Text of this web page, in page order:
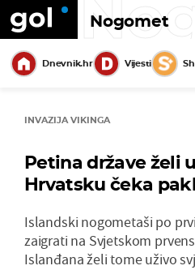
Nogomet
Dnevnik.hr Vijesti
INVAZIJA VIKINGA
Petina države želi
Hrvatsku čeka
Islandski nogometaši po
zaigrati na Svjetskom
Islanđana želi tome uživo